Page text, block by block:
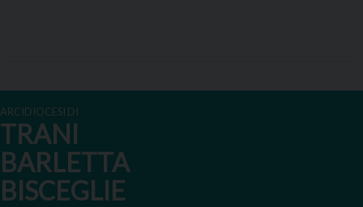
ARCIDIOCESI DI
TRANI
BARLETTA
BISCEGLIE